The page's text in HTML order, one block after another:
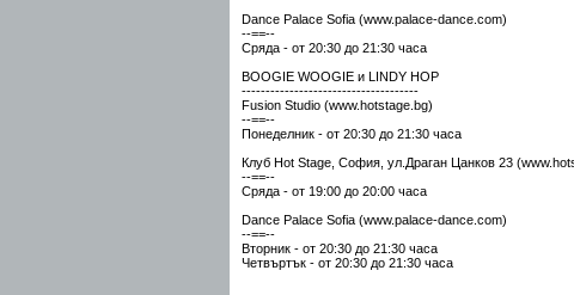
Dance Palace Sofia (www.palace-dance.com)
--==--
Сряда - от 20:30 до 21:30 часа
BOOGIE WOOGIE и LINDY HOP
-------------------------------------
Fusion Studio (www.hotstage.bg)
--==--
Понеделник - от 20:30 до 21:30 часа
Клуб Hot Stage, София, ул.Драган Цанков 23 (
--==--
Сряда - от 19:00 до 20:00 часа
Dance Palace Sofia (www.palace-dance.com)
--==--
Вторник - от 20:30 до 21:30 часа
Четвъртък - от 20:30 до 21:30 часа